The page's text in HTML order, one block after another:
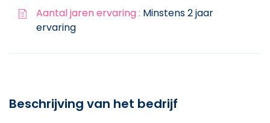
Aantal jaren ervaring : Minstens 2 jaar
ervaring
Beschrijving van het bedrijf